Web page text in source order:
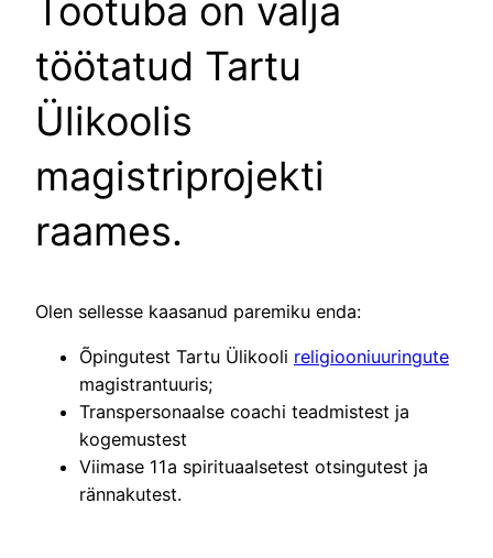
Töötuba on välja
töötatud Tartu
Ülikoolis
magistriprojekti
raames.
Olen sellesse kaasanud paremiku enda:
Õpingutest Tartu Ülikooli religiooniuuringute
magistrantuuris;
Transpersonaalse coachi teadmistest ja
kogemustest
Viimase 11a spirituaalsetest otsingutest ja
rännakutest.